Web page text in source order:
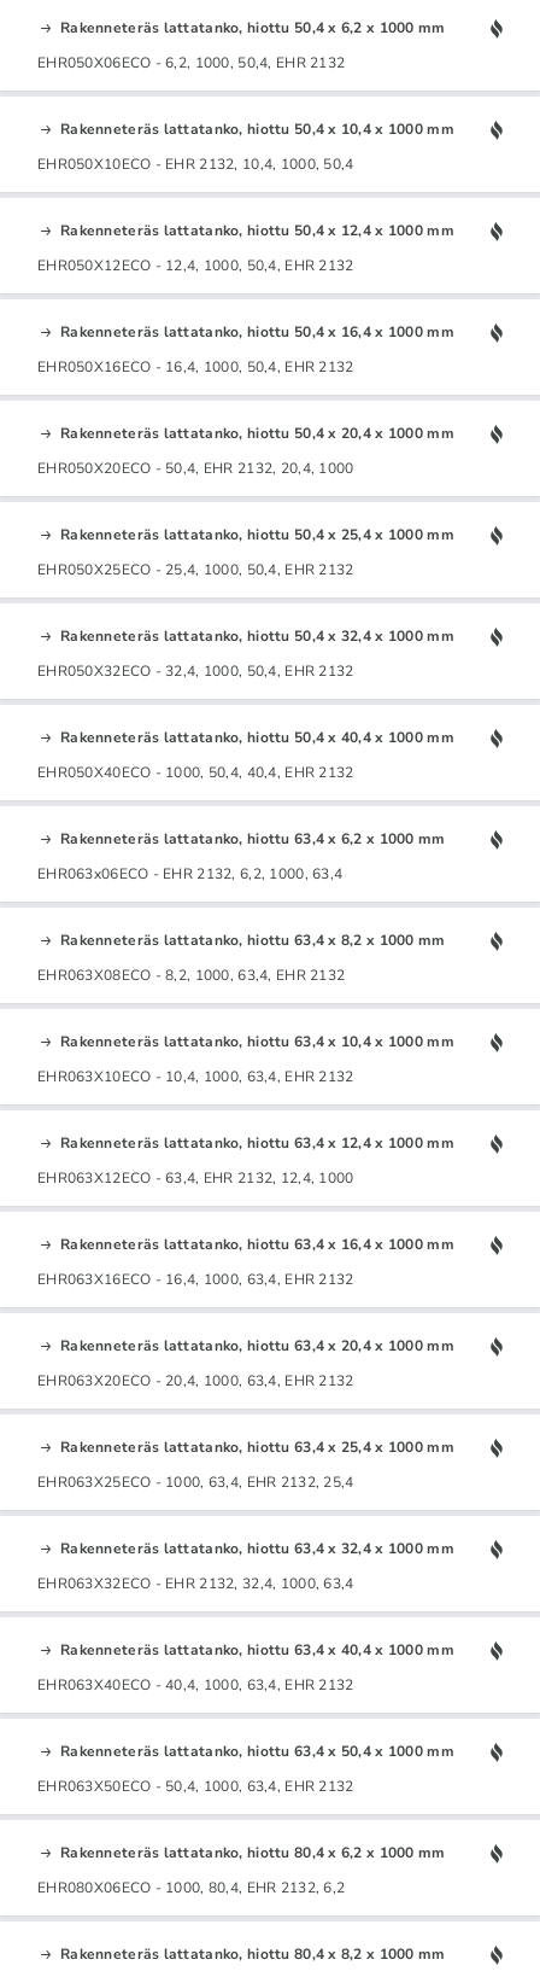
Rakenneteräs lattatanko, hiottu 50,4 x 6,2 x 1000 mm
EHR050X06ECO - 6,2, 1000, 50,4, EHR 2132
Rakenneteräs lattatanko, hiottu 50,4 x 10,4 x 1000 mm
EHR050X10ECO - EHR 2132, 10,4, 1000, 50,4
Rakenneteräs lattatanko, hiottu 50,4 x 12,4 x 1000 mm
EHR050X12ECO - 12,4, 1000, 50,4, EHR 2132
Rakenneteräs lattatanko, hiottu 50,4 x 16,4 x 1000 mm
EHR050X16ECO - 16,4, 1000, 50,4, EHR 2132
Rakenneteräs lattatanko, hiottu 50,4 x 20,4 x 1000 mm
EHR050X20ECO - 50,4, EHR 2132, 20,4, 1000
Rakenneteräs lattatanko, hiottu 50,4 x 25,4 x 1000 mm
EHR050X25ECO - 25,4, 1000, 50,4, EHR 2132
Rakenneteräs lattatanko, hiottu 50,4 x 32,4 x 1000 mm
EHR050X32ECO - 32,4, 1000, 50,4, EHR 2132
Rakenneteräs lattatanko, hiottu 50,4 x 40,4 x 1000 mm
EHR050X40ECO - 1000, 50,4, 40,4, EHR 2132
Rakenneteräs lattatanko, hiottu 63,4 x 6,2 x 1000 mm
EHR063x06ECO - EHR 2132, 6,2, 1000, 63,4
Rakenneteräs lattatanko, hiottu 63,4 x 8,2 x 1000 mm
EHR063X08ECO - 8,2, 1000, 63,4, EHR 2132
Rakenneteräs lattatanko, hiottu 63,4 x 10,4 x 1000 mm
EHR063X10ECO - 10,4, 1000, 63,4, EHR 2132
Rakenneteräs lattatanko, hiottu 63,4 x 12,4 x 1000 mm
EHR063X12ECO - 63,4, EHR 2132, 12,4, 1000
Rakenneteräs lattatanko, hiottu 63,4 x 16,4 x 1000 mm
EHR063X16ECO - 16,4, 1000, 63,4, EHR 2132
Rakenneteräs lattatanko, hiottu 63,4 x 20,4 x 1000 mm
EHR063X20ECO - 20,4, 1000, 63,4, EHR 2132
Rakenneteräs lattatanko, hiottu 63,4 x 25,4 x 1000 mm
EHR063X25ECO - 1000, 63,4, EHR 2132, 25,4
Rakenneteräs lattatanko, hiottu 63,4 x 32,4 x 1000 mm
EHR063X32ECO - EHR 2132, 32,4, 1000, 63,4
Rakenneteräs lattatanko, hiottu 63,4 x 40,4 x 1000 mm
EHR063X40ECO - 40,4, 1000, 63,4, EHR 2132
Rakenneteräs lattatanko, hiottu 63,4 x 50,4 x 1000 mm
EHR063X50ECO - 50,4, 1000, 63,4, EHR 2132
Rakenneteräs lattatanko, hiottu 80,4 x 6,2 x 1000 mm
EHR080X06ECO - 1000, 80,4, EHR 2132, 6,2
Rakenneteräs lattatanko, hiottu 80,4 x 8,2 x 1000 mm